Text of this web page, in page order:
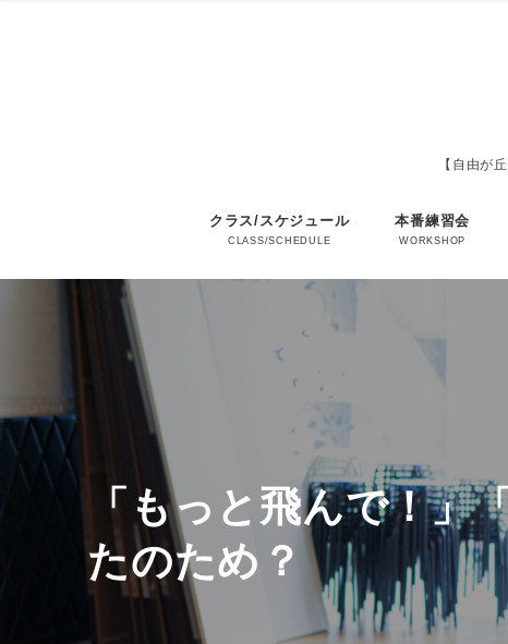
【自由が
クラス/スケジュール
CLASS/SCHEDULE
本番練習会
WORKSHOP
「もっと飛んで！」
たのため？